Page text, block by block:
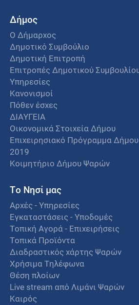
Δήμος
Ο Δήμαρχος
Δημοτικό Συμβούλιο
Δημοτική Επιτροπή
Επιτροπές Δημοτικού
Υπηρεσίες
Κανονισμοί
Πόθεν έσχες
ΔΙΑΥΓΕΙΑ
Οικονομικά Στοιχεία Δήμου
Επιχειρησιακό Πρόγραμμα
2019
Κοιμητήριο Δήμου Ψαρών
Το Νησί μας
Αρχές - Υπηρεσίες
Εγκαταστάσεις - Υποδομές
Τοπική Αγορά - Επιχειρήσεις
Τοπικά Προϊόντα
Διαδραστικός χάρτης Ψαρών
Χρήσιμα Τηλέφωνα
Θέση πλοίων
Live stream από Λιμάνι Ψαρών
Καιρός